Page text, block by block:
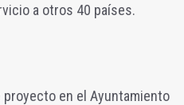
a otros 40 países.
en el Ayuntamiento